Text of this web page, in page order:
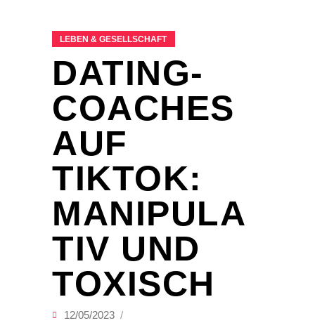
LEBEN & GESELLSCHAFT
DATING-
COACHES
AUF
TIKTOK:
MANIPULA
TIV UND
TOXISCH
12/05/2023